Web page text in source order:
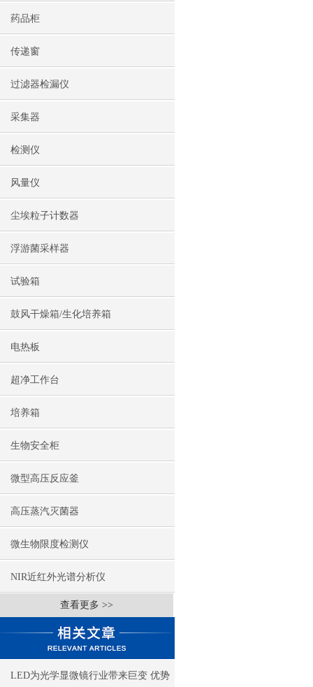
药品柜
传递窗
过滤器检漏仪
采集器
检测仪
风量仪
尘埃粒子计数器
浮游菌采样器
试验箱
鼓风干燥箱/生化培养箱
电热板
超净工作台
培养箱
生物安全柜
微型高压反应釜
高压蒸汽灭菌器
微生物限度检测仪
NIR近红外光谱分析仪
查看更多 >>
LED为光学显微镜行业带来巨变 优势